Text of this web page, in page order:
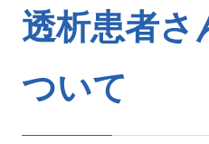
透析患者さ
ついて